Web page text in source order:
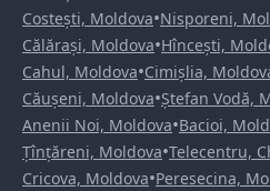
Costești, Moldova•Nisporeni,
Călărași, Moldova•Hîncești,
Cahul, Moldova•Cimișlia,
Căușeni, Moldova•Ștefan Vodă,
Anenii Noi, Moldova•Bacioi,
Țînțăreni, Moldova•Telecentru,
Cricova, Moldova•Peresecina,